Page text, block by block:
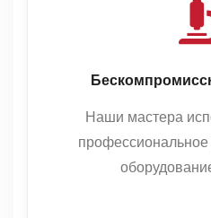
Наши мастера
профессиональное